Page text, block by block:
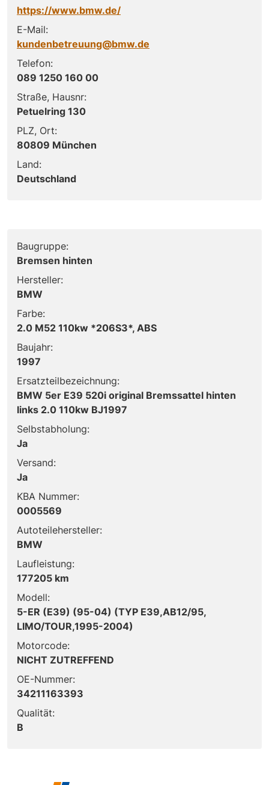
https://www.bmw.de/
E-Mail:
kundenbetreuung@bmw.de
Telefon:
089 1250 160 00
Straße, Hausnr:
Petuelring 130
PLZ, Ort:
80809 München
Land:
Deutschland
Baugruppe:
Bremsen hinten
Hersteller:
BMW
Farbe:
2.0 M52 110kw *206S3*, ABS
Baujahr:
1997
Ersatzteilbezeichnung:
BMW 5er E39 520i original Bremssattel hinten
links 2.0 110kw BJ1997
Selbstabholung:
Ja
Versand:
Ja
KBA Nummer:
0005569
Autoteilehersteller:
BMW
Laufleistung:
177205 km
Modell:
5-ER (E39) (95-04) (TYP E39,AB12/95,
LIMO/TOUR,1995-2004)
Motorcode:
NICHT ZUTREFFEND
OE-Nummer:
34211163393
Qualität:
B